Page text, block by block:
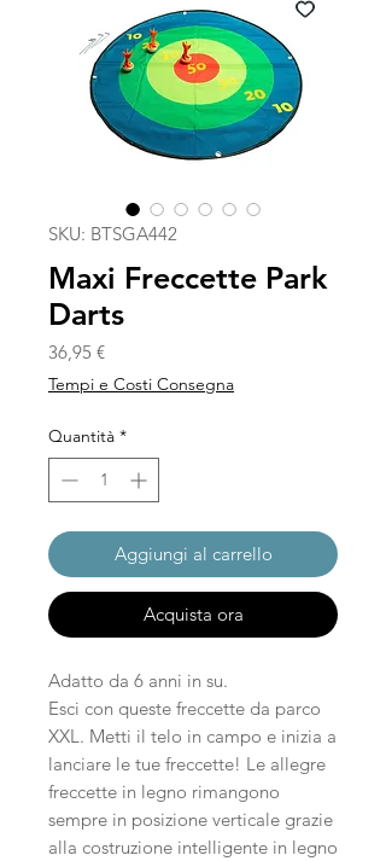
SKU: BTSGA442
Maxi Freccette Park
Darts
36,95 €Prezzo
Tempi e Costi Consegna
Quantità *
Aggiungi al carrello
Acquista ora
Adatto da 6 anni in su.
Esci con queste freccette da parco
XXL. Metti il telo in campo e inizia a
lanciare le tue freccette! Le allegre
freccette in legno rimangono
sempre in posizione verticale grazie
alla costruzione intelligente in legno